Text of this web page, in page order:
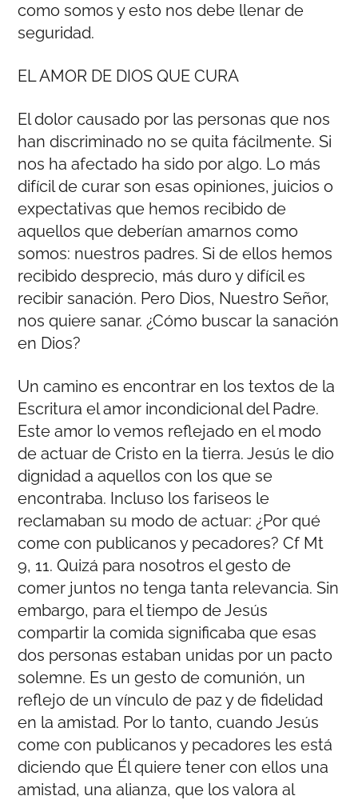
como somos y esto nos debe llenar de
seguridad.
EL AMOR DE DIOS QUE CURA
El dolor causado por las personas que nos
han discriminado no se quita fácilmente. Si
nos ha afectado ha sido por algo. Lo más
difícil de curar son esas opiniones, juicios o
expectativas que hemos recibido de
aquellos que deberían amarnos como
somos: nuestros padres. Si de ellos hemos
recibido desprecio, más duro y difícil es
recibir sanación. Pero Dios, Nuestro Señor,
nos quiere sanar. ¿Cómo buscar la sanación
en Dios?
Un camino es encontrar en los textos de la
Escritura el amor incondicional del Padre.
Este amor lo vemos reflejado en el modo
de actuar de Cristo en la tierra. Jesús le dio
dignidad a aquellos con los que se
encontraba. Incluso los fariseos le
reclamaban su modo de actuar: ¿Por qué
come con publicanos y pecadores? Cf Mt
9, 11. Quizá para nosotros el gesto de
comer juntos no tenga tanta relevancia. Sin
embargo, para el tiempo de Jesús
compartir la comida significaba que esas
dos personas estaban unidas por un pacto
solemne. Es un gesto de comunión, un
reflejo de un vínculo de paz y de fidelidad
en la amistad. Por lo tanto, cuando Jesús
come con publicanos y pecadores les está
diciendo que Él quiere tener con ellos una
amistad, una alianza, que los valora al